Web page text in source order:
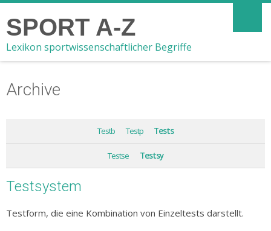
SPORT A-Z
Lexikon sportwissenschaftlicher Begriffe
Archive
Testb Testp Tests
Testse Testsy
Testsystem
Testform, die eine Kombination von Einzeltests darstellt.